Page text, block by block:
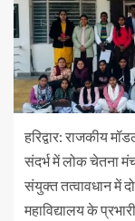
हरिद्वार: राजकीय
संदर्भ में लोक चेतना
संयुक्त तत्वावधान में
महाविद्यालय के